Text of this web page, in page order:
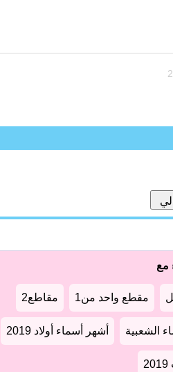
مع
مقطع واحد من1 مقاطع2
الشعبية أشهر أسماء أولاد 2019